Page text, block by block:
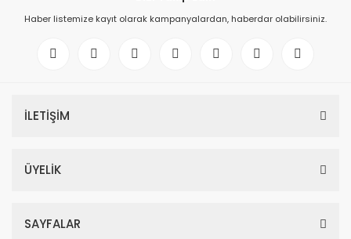
Haber listemize kayıt olarak kampanyalardan, haberdar olabilirsiniz.
İLETİŞİM
ÜYELİK
SAYFALAR